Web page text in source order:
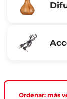
Ordenar: más